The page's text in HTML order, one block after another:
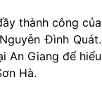
thành công của
Đình Quát.
An Giang để hiểu
Hà.